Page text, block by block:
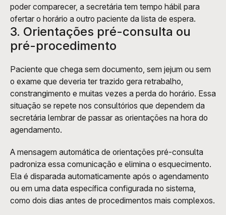
poder comparecer, a secretária tem tempo hábil para
ofertar o horário a outro paciente da lista de espera.
3. Orientações pré-consulta ou
pré-procedimento
Paciente que chega sem documento, sem jejum ou sem
o exame que deveria ter trazido gera retrabalho,
constrangimento e muitas vezes a perda do horário. Essa
situação se repete nos consultórios que dependem da
secretária lembrar de passar as orientações na hora do
agendamento.
A mensagem automática de orientações pré-consulta
padroniza essa comunicação e elimina o esquecimento.
Ela é disparada automaticamente após o agendamento
ou em uma data específica configurada no sistema,
como dois dias antes de procedimentos mais complexos.